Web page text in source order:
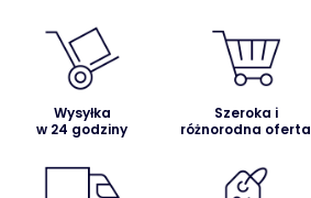
Wysyłka
w 24 godziny
Szeroka i
różnorodna oferta